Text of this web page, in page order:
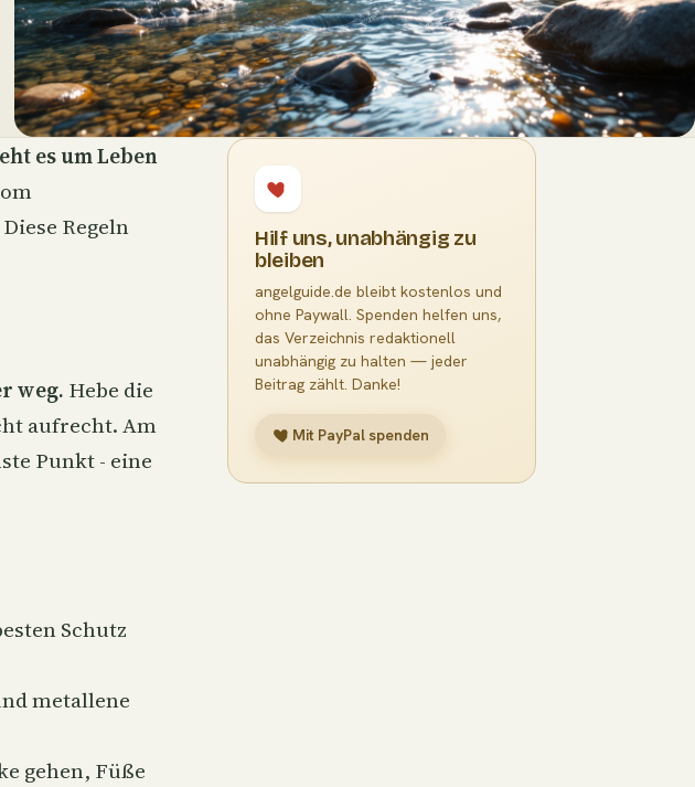
es um Leben
Regeln
weg. Hebe die
aufrecht. Am
Punkt - eine
Schutz
metallene
gehen, Füße
Hilf uns, unabhängig zu
bleiben
angelguide.de bleibt kostenlos und
ohne Paywall. Spenden helfen uns,
das Verzeichnis redaktionell
unabhängig zu halten — jeder
Beitrag zählt. Danke!
Mit PayPal spenden